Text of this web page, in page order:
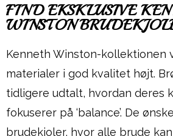
FIND EKSKLUSIVE
WINSTON
Kenneth Winston-
materialer i god kvalitet højt.
tidligere udtalt, hvordan deres
fokuserer på ‘balance’. De
brudekjoler, hvor alle brude